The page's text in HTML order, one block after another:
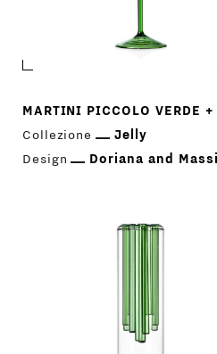
MARTINI PICCOLO VERDE
Collezione
Jelly
Design
Doriana and